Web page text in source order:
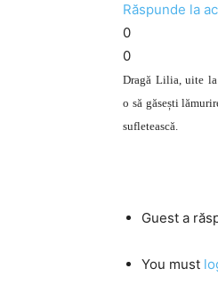
Răspunde la
0
0
Dragă Lilia, uite
o să găsești
sufletească.
Guest a
You must